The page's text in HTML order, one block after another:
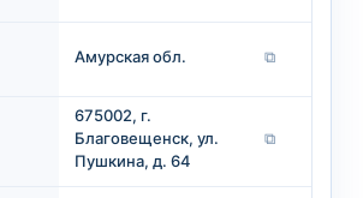
Амурская обл. ⧉
675002, г.
Благовещенск, ул.
Пушкина, д. 64
⧉